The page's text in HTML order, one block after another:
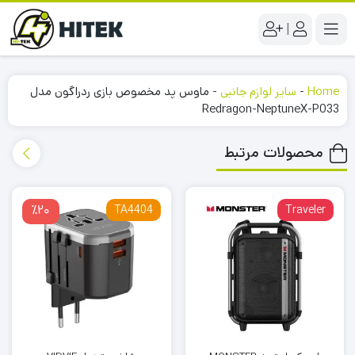
|
Home
- سایر لوازم جانبی - ماوس پد مخصوص بازی ردراگون مدل
Redragon-NeptuneX-P033
محصولات مرتبط
Traveler ٪20 TA4404